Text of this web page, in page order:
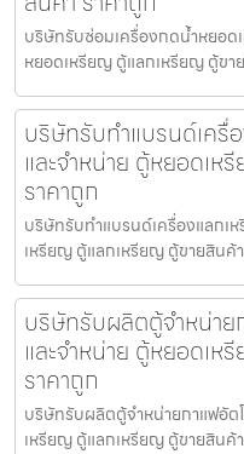
บริษัทรับซ่อมเครื่องกดน้ำ​หยอด
หยอดเหรียญ ตู้แลกเหรียญ ตู้ขา
บริษัทรับทำแบรนด์เค
และจำหน่าย ตู้หยอดเ
ราคาถูก
บริษัทรับทำแบรนด์เครื่องแลกเ
เหรียญ ตู้แลกเหรียญ ตู้ขายสินค้
บริษัทรับผลิตตู้จำหน่า
และจำหน่าย ตู้หยอดเ
ราคาถูก
บริษัทรับผลิตตู้จำหน่ายกาแฟ​อัต
เหรียญ ตู้แลกเหรียญ ตู้ขายสินค้